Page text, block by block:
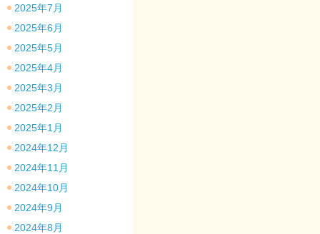
2025年7月
2025年6月
2025年5月
2025年4月
2025年3月
2025年2月
2025年1月
2024年12月
2024年11月
2024年10月
2024年9月
2024年8月